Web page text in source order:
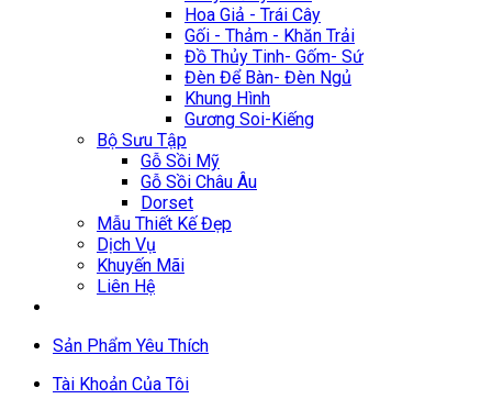
Hoa Giả - Trái Cây
Gối - Thảm - Khăn Trải
Đồ Thủy Tinh- Gốm- Sứ
Đèn Để Bàn- Đèn Ngủ
Khung Hình
Gương Soi-Kiếng
Bộ Sưu Tập
Gỗ Sồi Mỹ
Gỗ Sồi Châu Âu
Dorset
Mẫu Thiết Kế Đẹp
Dịch Vụ
Khuyến Mãi
Liên Hệ
Sản Phẩm Yêu Thích
Tài Khoản Của Tôi